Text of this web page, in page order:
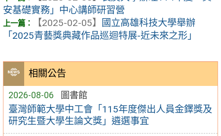
相關公告
2026-08-06 圖書館
臺灣師範大學中工會「115年度傑出人員金鐸獎及
研究生暨大學生論文獎」遴選事宜
安基礎實務」中心講師研習營
【2025-02-05】
國立高雄科技大學舉辦
「2025青藝獎典藏作品巡迴特展-近未來之形」